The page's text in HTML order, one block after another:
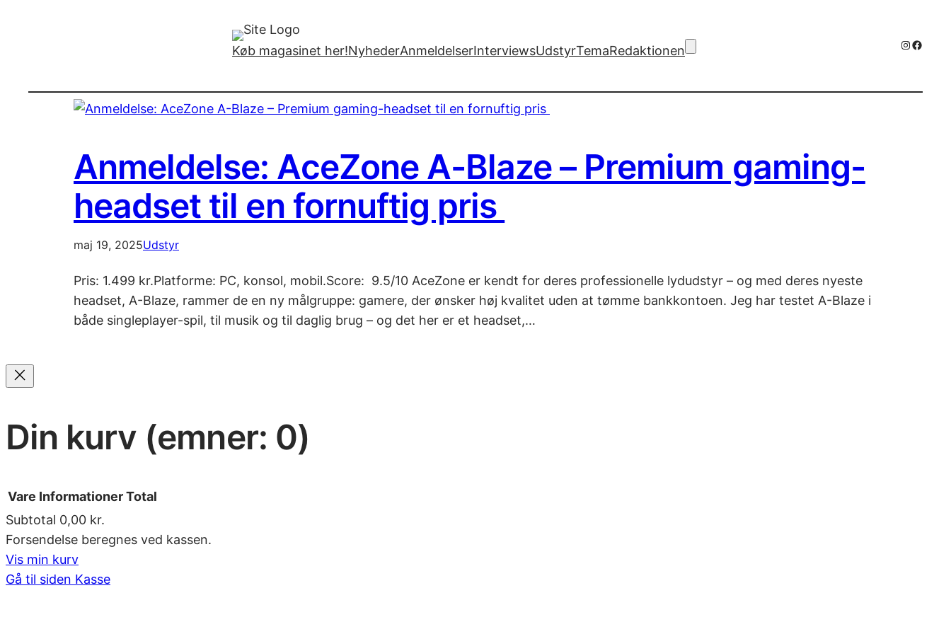
Køb magasinet her!NyhederAnmeldelserInterviewsUdstyrTemaRedaktionen
Anmeldelse: AceZone A-Blaze – Premium gaming-
headset til en fornuftig pris
maj 19, 2025Udstyr
Pris: 1.499 kr.Platforme: PC, konsol, mobil.Score: 9.5/10 AceZone er kendt for deres professionelle lydudstyr – og med deres nyeste
headset, A-Blaze, rammer de en ny målgruppe: gamere, der ønsker høj kvalitet uden at tømme bankkontoen. Jeg har testet A-Blaze i
både singleplayer-spil, til musik og til daglig brug – og det her er et headset,…
Din kurv (emner: 0)
Varer
i
Vare InformationerTotal
Subtotal 0,00 kr.
Forsendelse beregnes ved kassen.
Vis min kurv
Gå til siden Kasse